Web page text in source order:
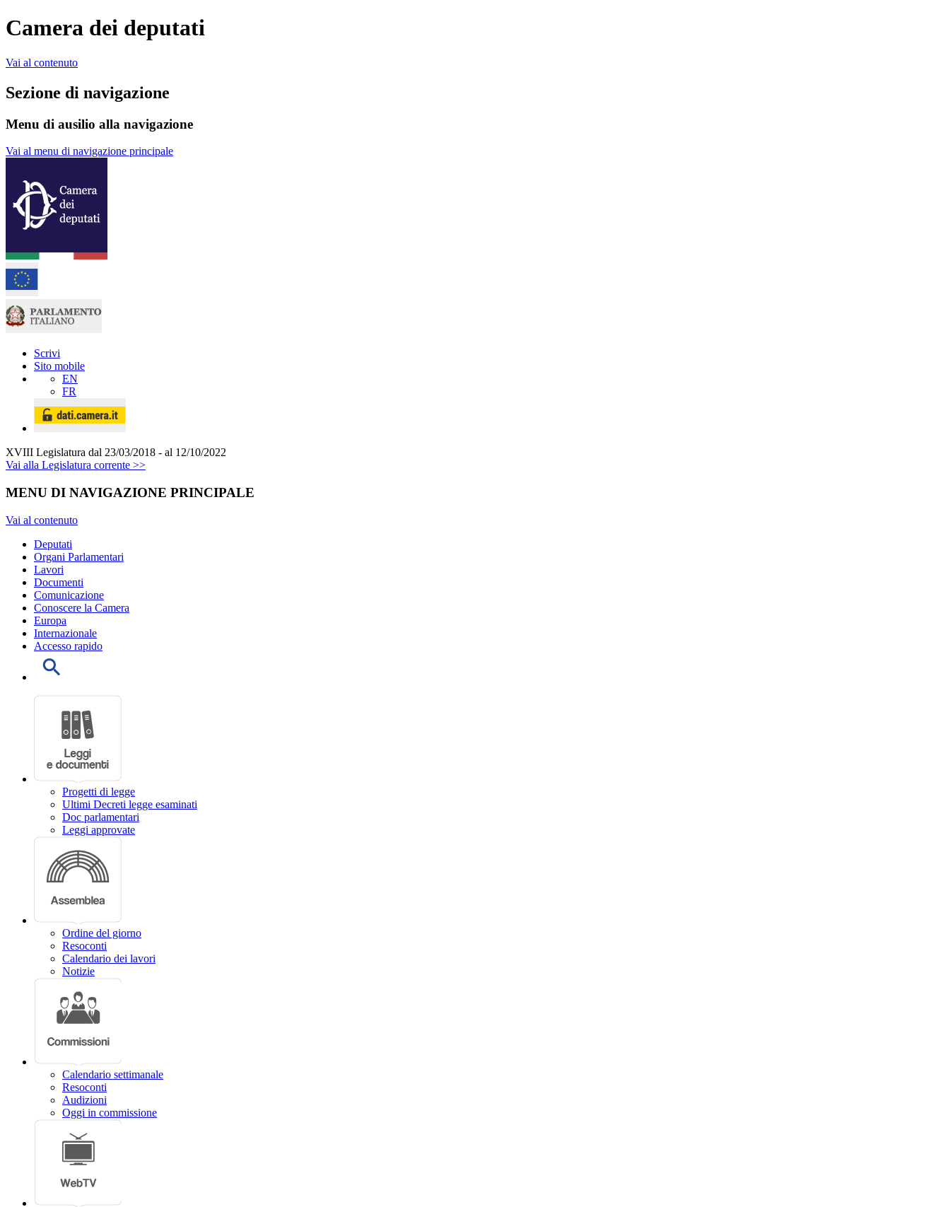
Camera dei deputati
Vai al contenuto
Sezione di navigazione
Menu di ausilio alla navigazione
Vai al menu di navigazione principale
Scrivi
Sito mobile
EN
FR
XVIII Legislatura dal 23/03/2018 - al 12/10/2022
Vai alla Legislatura corrente >>
MENU DI NAVIGAZIONE PRINCIPALE
Vai al contenuto
Deputati
Organi Parlamentari
Lavori
Documenti
Comunicazione
Conoscere la Camera
Europa
Internazionale
Accesso rapido
Progetti di legge
Ultimi Decreti legge esaminati
Doc parlamentari
Leggi approvate
Ordine del giorno
Resoconti
Calendario dei lavori
Notizie
Calendario settimanale
Resoconti
Audizioni
Oggi in commissione